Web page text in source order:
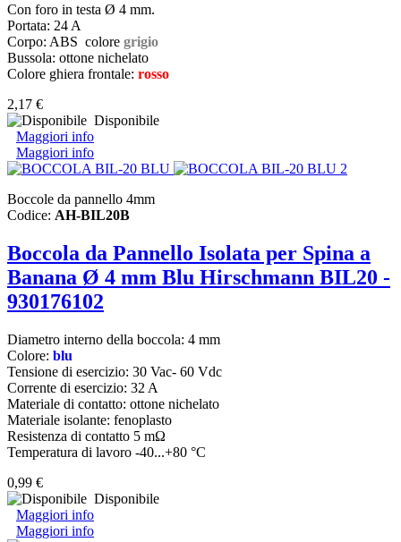
Con foro in testa Ø 4 mm.
Portata: 24 A
Corpo: ABS colore grigio
Bussola: ottone nichelato
Colore ghiera frontale: rosso
2,17 €
Disponibile
Maggiori info
Maggiori info
Boccole da pannello 4mm
Codice: AH-BIL20B
Boccola da Pannello Isolata per Spina a
Banana Ø 4 mm Blu Hirschmann BIL20 -
930176102
Diametro interno della boccola: 4 mm
Colore: blu
Tensione di esercizio: 30 Vac- 60 Vdc
Corrente di esercizio: 32 A
Materiale di contatto: ottone nichelato
Materiale isolante: fenoplasto
Resistenza di contatto 5 mΩ
Temperatura di lavoro -40...+80 °C
0,99 €
Disponibile
Maggiori info
Maggiori info